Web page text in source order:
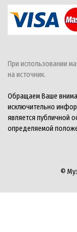
При использовании
на источник.
Обращаем Ваше
исключительно
является публичной
определяемой
©